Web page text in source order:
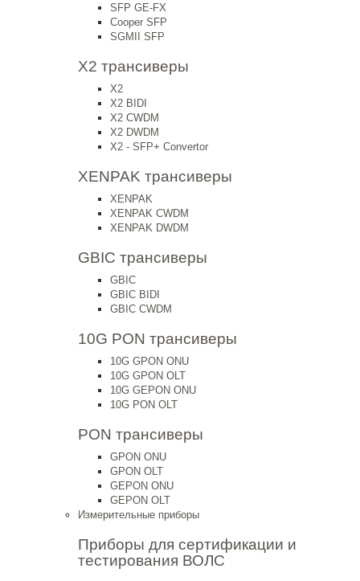
SFP GE-FX
Cooper SFP
SGMII SFP
X2 трансиверы
X2
X2 BIDI
X2 CWDM
X2 DWDM
X2 - SFP+ Convertor
XENPAK трансиверы
XENPAK
XENPAK CWDM
XENPAK DWDM
GBIC трансиверы
GBIC
GBIC BIDI
GBIC CWDM
10G PON трансиверы
10G GPON ONU
10G GPON OLT
10G GEPON ONU
10G PON OLT
PON трансиверы
GPON ONU
GPON OLT
GEPON ONU
GEPON OLT
Измерительные приборы
Приборы для сертификации и
тестирования ВОЛС